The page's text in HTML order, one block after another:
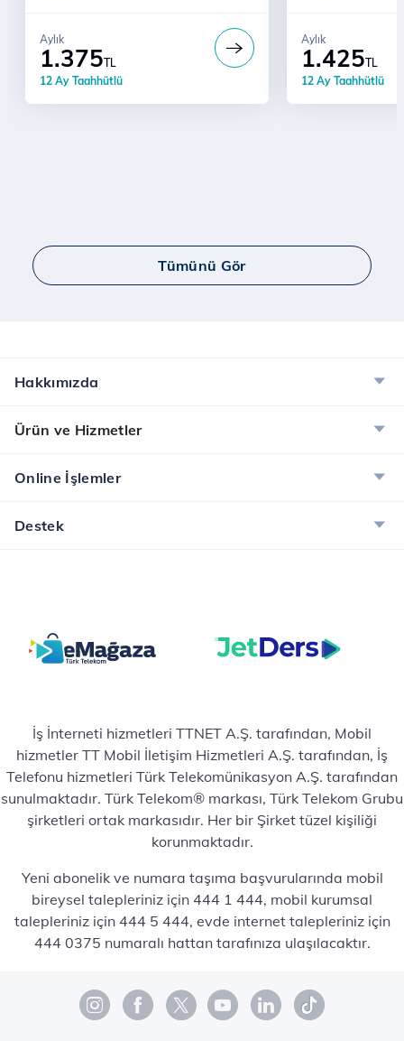
12 Ay Taahhütlü
1.375TL
Aylık
12 Ay Taahhütlü
1.425TL
Aylık
Tümünü Gör
Hakkımızda
Ürün ve Hizmetler
Online İşlemler
Destek
İş İnterneti hizmetleri TTNET A.Ş. tarafından, Mobil
hizmetler TT Mobil İletişim Hizmetleri A.Ş. tarafından, İş
Telefonu hizmetleri Türk Telekomünikasyon A.Ş. tarafından
sunulmaktadır. Türk Telekom® markası, Türk Telekom Grubu
şirketleri ortak markasıdır. Her bir Şirket tüzel kişiliği
korunmaktadır.
Yeni abonelik ve numara taşıma başvurularında mobil
bireysel talepleriniz için 444 1 444, mobil kurumsal
talepleriniz için 444 5 444, evde internet talepleriniz için
444 0375 numaralı hattan tarafınıza ulaşılacaktır.